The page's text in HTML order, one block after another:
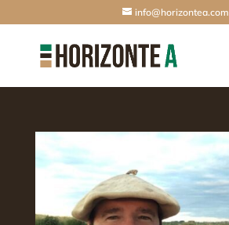
info@horizontea.com